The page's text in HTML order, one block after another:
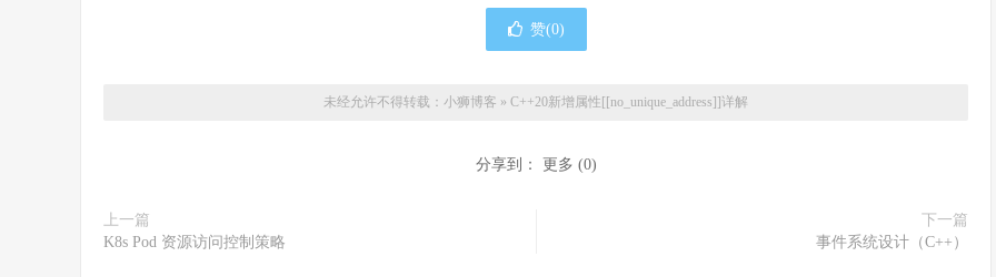
赞(0)
未经允许不得转载： 小狮博客 » C++20新增属性[[no_unique_address]]详解
分享到： 更多 (0)
上一篇
K8s Pod 资源访问控制策略
下一篇
事件系统设计（C++）